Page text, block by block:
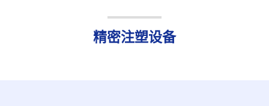
精密注塑设备